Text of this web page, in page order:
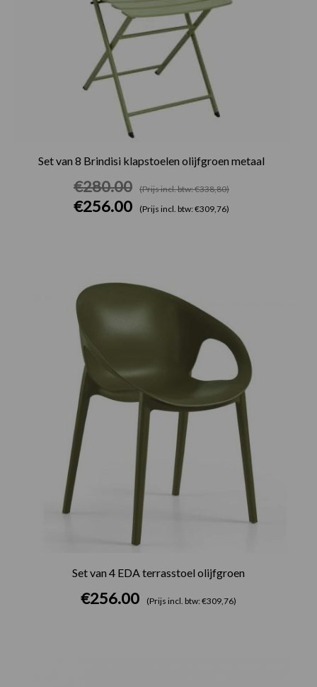
Set van 8 Brindisi klapstoelen olijfgroen metaal
€280.00 (Prijs incl. btw: €338,80)
€256.00 (Prijs incl. btw: €309,76)
Set van 4 EDA terrasstoel olijfgroen
€256.00 (Prijs incl. btw: €309,76)